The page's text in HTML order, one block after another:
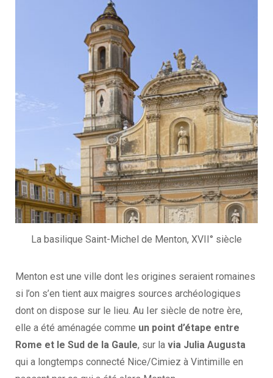
La basilique Saint-Michel de Menton, XVII° siècle
Menton est une ville dont les origines seraient romaines
si l’on s’en tient aux maigres sources archéologiques
dont on dispose sur le lieu. Au Ier siècle de notre ère,
elle a été aménagée comme un point d’étape entre
Rome et le Sud de la Gaule, sur la via Julia Augusta
qui a longtemps connecté Nice/Cimiez à Vintimille en